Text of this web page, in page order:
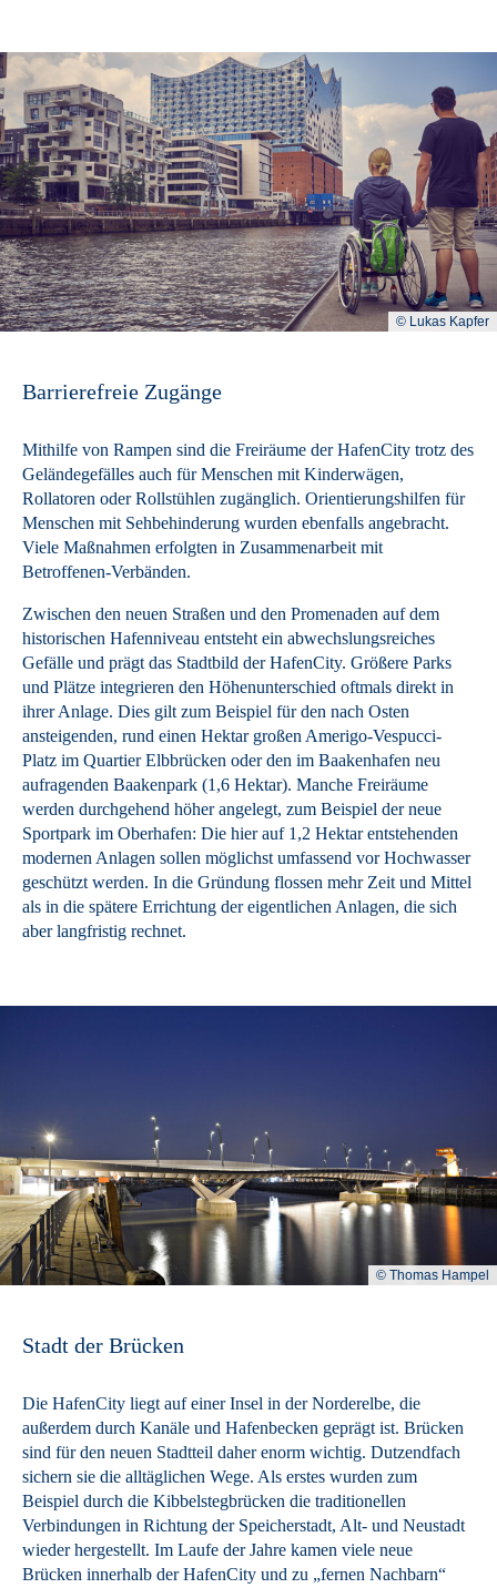
© Lukas Kapfer
Barrierefreie Zugänge
Mithilfe von Rampen sind die Freiräume der HafenCity trotz des
Geländegefälles auch für Menschen mit Kinderwägen,
Rollatoren oder Rollstühlen zugänglich. Orientierungshilfen für
Menschen mit Sehbehinderung wurden ebenfalls angebracht.
Viele Maßnahmen erfolgten in Zusammenarbeit mit
Betroffenen-Verbänden.
Zwischen den neuen Straßen und den Promenaden auf dem
historischen Hafenniveau entsteht ein abwechslungsreiches
Gefälle und prägt das Stadtbild der HafenCity. Größere Parks
und Plätze integrieren den Höhenunterschied oftmals direkt in
ihrer Anlage. Dies gilt zum Beispiel für den nach Osten
ansteigenden, rund einen Hektar großen Amerigo-Vespucci-
Platz im Quartier Elbbrücken oder den im Baakenhafen neu
aufragenden Baakenpark (1,6 Hektar). Manche Freiräume
werden durchgehend höher angelegt, zum Beispiel der neue
Sportpark im Oberhafen: Die hier auf 1,2 Hektar entstehenden
modernen Anlagen sollen möglichst umfassend vor Hochwasser
geschützt werden. In die Gründung flossen mehr Zeit und Mittel
als in die spätere Errichtung der eigentlichen Anlagen, die sich
aber langfristig rechnet.
© Thomas Hampel
Stadt der Brücken
Die HafenCity liegt auf einer Insel in der Norderelbe, die
außerdem durch Kanäle und Hafenbecken geprägt ist. Brücken
sind für den neuen Stadtteil daher enorm wichtig. Dutzendfach
sichern sie die alltäglichen Wege. Als erstes wurden zum
Beispiel durch die Kibbelstegbrücken die traditionellen
Verbindungen in Richtung der Speicherstadt, Alt- und Neustadt
wieder hergestellt. Im Laufe der Jahre kamen viele neue
Brücken innerhalb der HafenCity und zu „fernen Nachbarn“